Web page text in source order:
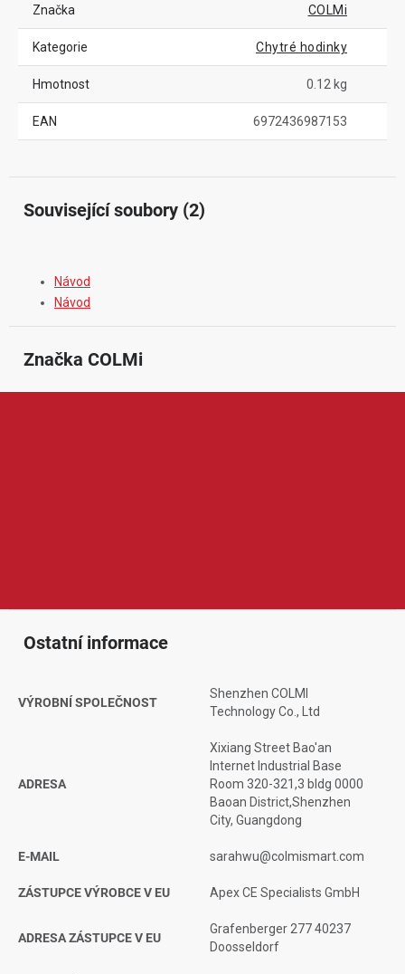
Značka COLMi
Kategorie Chytré hodinky
Hmotnost 0.12 kg
EAN 6972436987153
Související soubory (2)
Návod
Návod
Značka COLMi
Ostatní informace
VÝROBNÍ SPOLEČNOST
Shenzhen COLMI
Technology Co., Ltd
ADRESA
Xixiang Street Bao'an
Internet Industrial Base
Room 320-321,3 bldg 0000
Baoan District,Shenzhen
City, Guangdong
E-MAIL sarahwu@colmismart.com
ZÁSTUPCE VÝROBCE V EU Apex CE Specialists GmbH
ADRESA ZÁSTUPCE V EU
Grafenberger 277 40237
Doosseldorf